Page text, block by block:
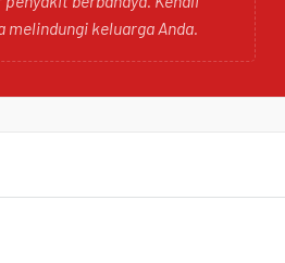
keluarga Anda.